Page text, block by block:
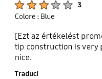
3
Colore : Blue
[Ezt az értékelést
tip construction is very
nice.
Traduci